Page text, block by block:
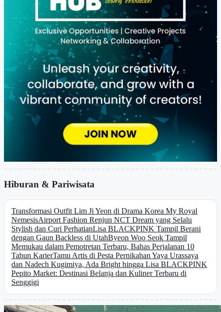
Hiburan & Pariwisata
Transformasi Outfit Lim Ji Yeon di Drama Korea My Royal
NemesisAirport Fashion Renjun NCT Dream yang Selalu
Stylish dan Curi PerhatianLisa BLACKPINK Tampil Berani
dengan Gaun Backless di UtahByeon Woo Seok Tampil
Memukau dalam Pemotretan Terbaru, Bahas Perjalanan 10
Tahun KarierTamu Artis di Pesta Pernikahan Yaya Urassaya
dan Nadech Kugimiya, Ada Bright hingga Lisa BLACKPINK
Pepito Market: Destinasi Belanja dan Kuliner Terbaru di
Senggigi